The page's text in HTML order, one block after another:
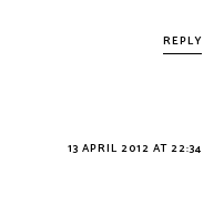
REPLY
13 APRIL 2012 AT 22:34